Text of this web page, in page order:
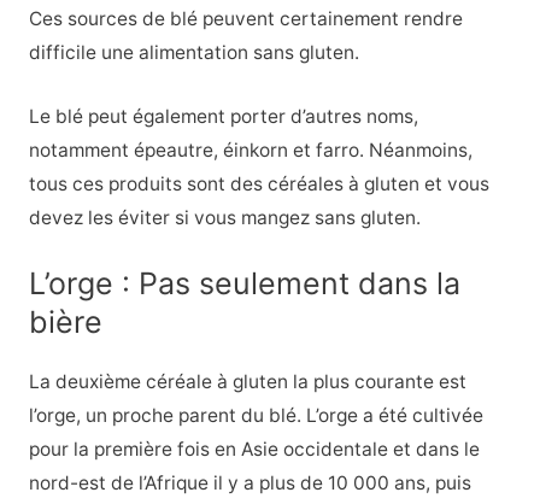
Ces sources de blé peuvent certainement rendre
difficile une alimentation sans gluten.
Le blé peut également porter d’autres noms,
notamment épeautre, éinkorn et farro. Néanmoins,
tous ces produits sont des céréales à gluten et vous
devez les éviter si vous mangez sans gluten.
L’orge : Pas seulement dans la
bière
La deuxième céréale à gluten la plus courante est
l’orge, un proche parent du blé. L’orge a été cultivée
pour la première fois en Asie occidentale et dans le
nord-est de l’Afrique il y a plus de 10 000 ans, puis